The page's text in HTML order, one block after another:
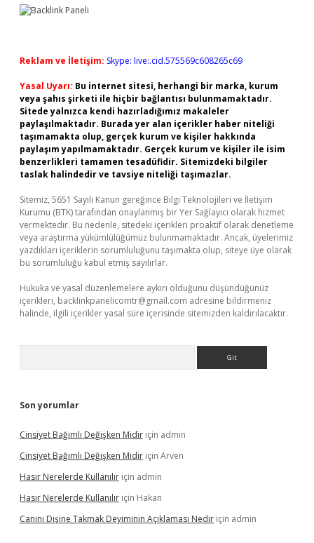
Reklam ve İletişim: Skype: live:.cid.575569c608265c69
Yasal Uyarı: Bu internet sitesi, herhangi bir marka, kurum
veya şahıs şirketi ile hiçbir bağlantısı bulunmamaktadır.
Sitede yalnızca kendi hazırladığımız makaleler
paylaşılmaktadır. Burada yer alan içerikler haber niteliği
taşımamakta olup, gerçek kurum ve kişiler hakkında
paylaşım yapılmamaktadır. Gerçek kurum ve kişiler ile isim
benzerlikleri tamamen tesadüfidir. Sitemizdeki bilgiler
taslak halindedir ve tavsiye niteliği taşımazlar.
Sitemiz, 5651 Sayılı Kanun gereğince Bilgi Teknolojileri ve İletişim
Kurumu (BTK) tarafından onaylanmış bir Yer Sağlayıcı olarak hizmet
vermektedir. Bu nedenle, sitedeki içerikleri proaktif olarak denetleme
veya araştırma yükümlülüğümüz bulunmamaktadır. Ancak, üyelerimiz
yazdıkları içeriklerin sorumluluğunu taşımakta olup, siteye üye olarak
bu sorumluluğu kabul etmiş sayılırlar.
Hukuka ve yasal düzenlemelere aykırı olduğunu düşündüğünüz
içerikleri, backlinkpanelicomtr@gmail.com adresine bildirmeniz
halinde, ilgili içerikler yasal süre içerisinde sitemizden kaldırılacaktır.
Son yorumlar
Cinsiyet Bağımlı Değişken Midir için admin
Cinsiyet Bağımlı Değişken Midir için Arven
Hasır Nerelerde Kullanılır için admin
Hasır Nerelerde Kullanılır için Hakan
Canını Dişine Takmak Deyiminin Açıklaması Nedir için admin